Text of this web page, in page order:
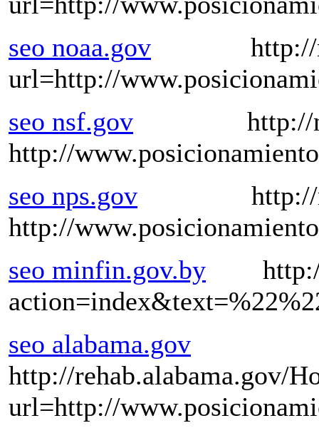
seo noaa.gov http://
url=http://
seo nsf.gov http://
http://
seo nps.gov http://
http://
seo minfin.gov.by http://
seo alabama.gov
http://rehab.alabama.gov/
url=http://